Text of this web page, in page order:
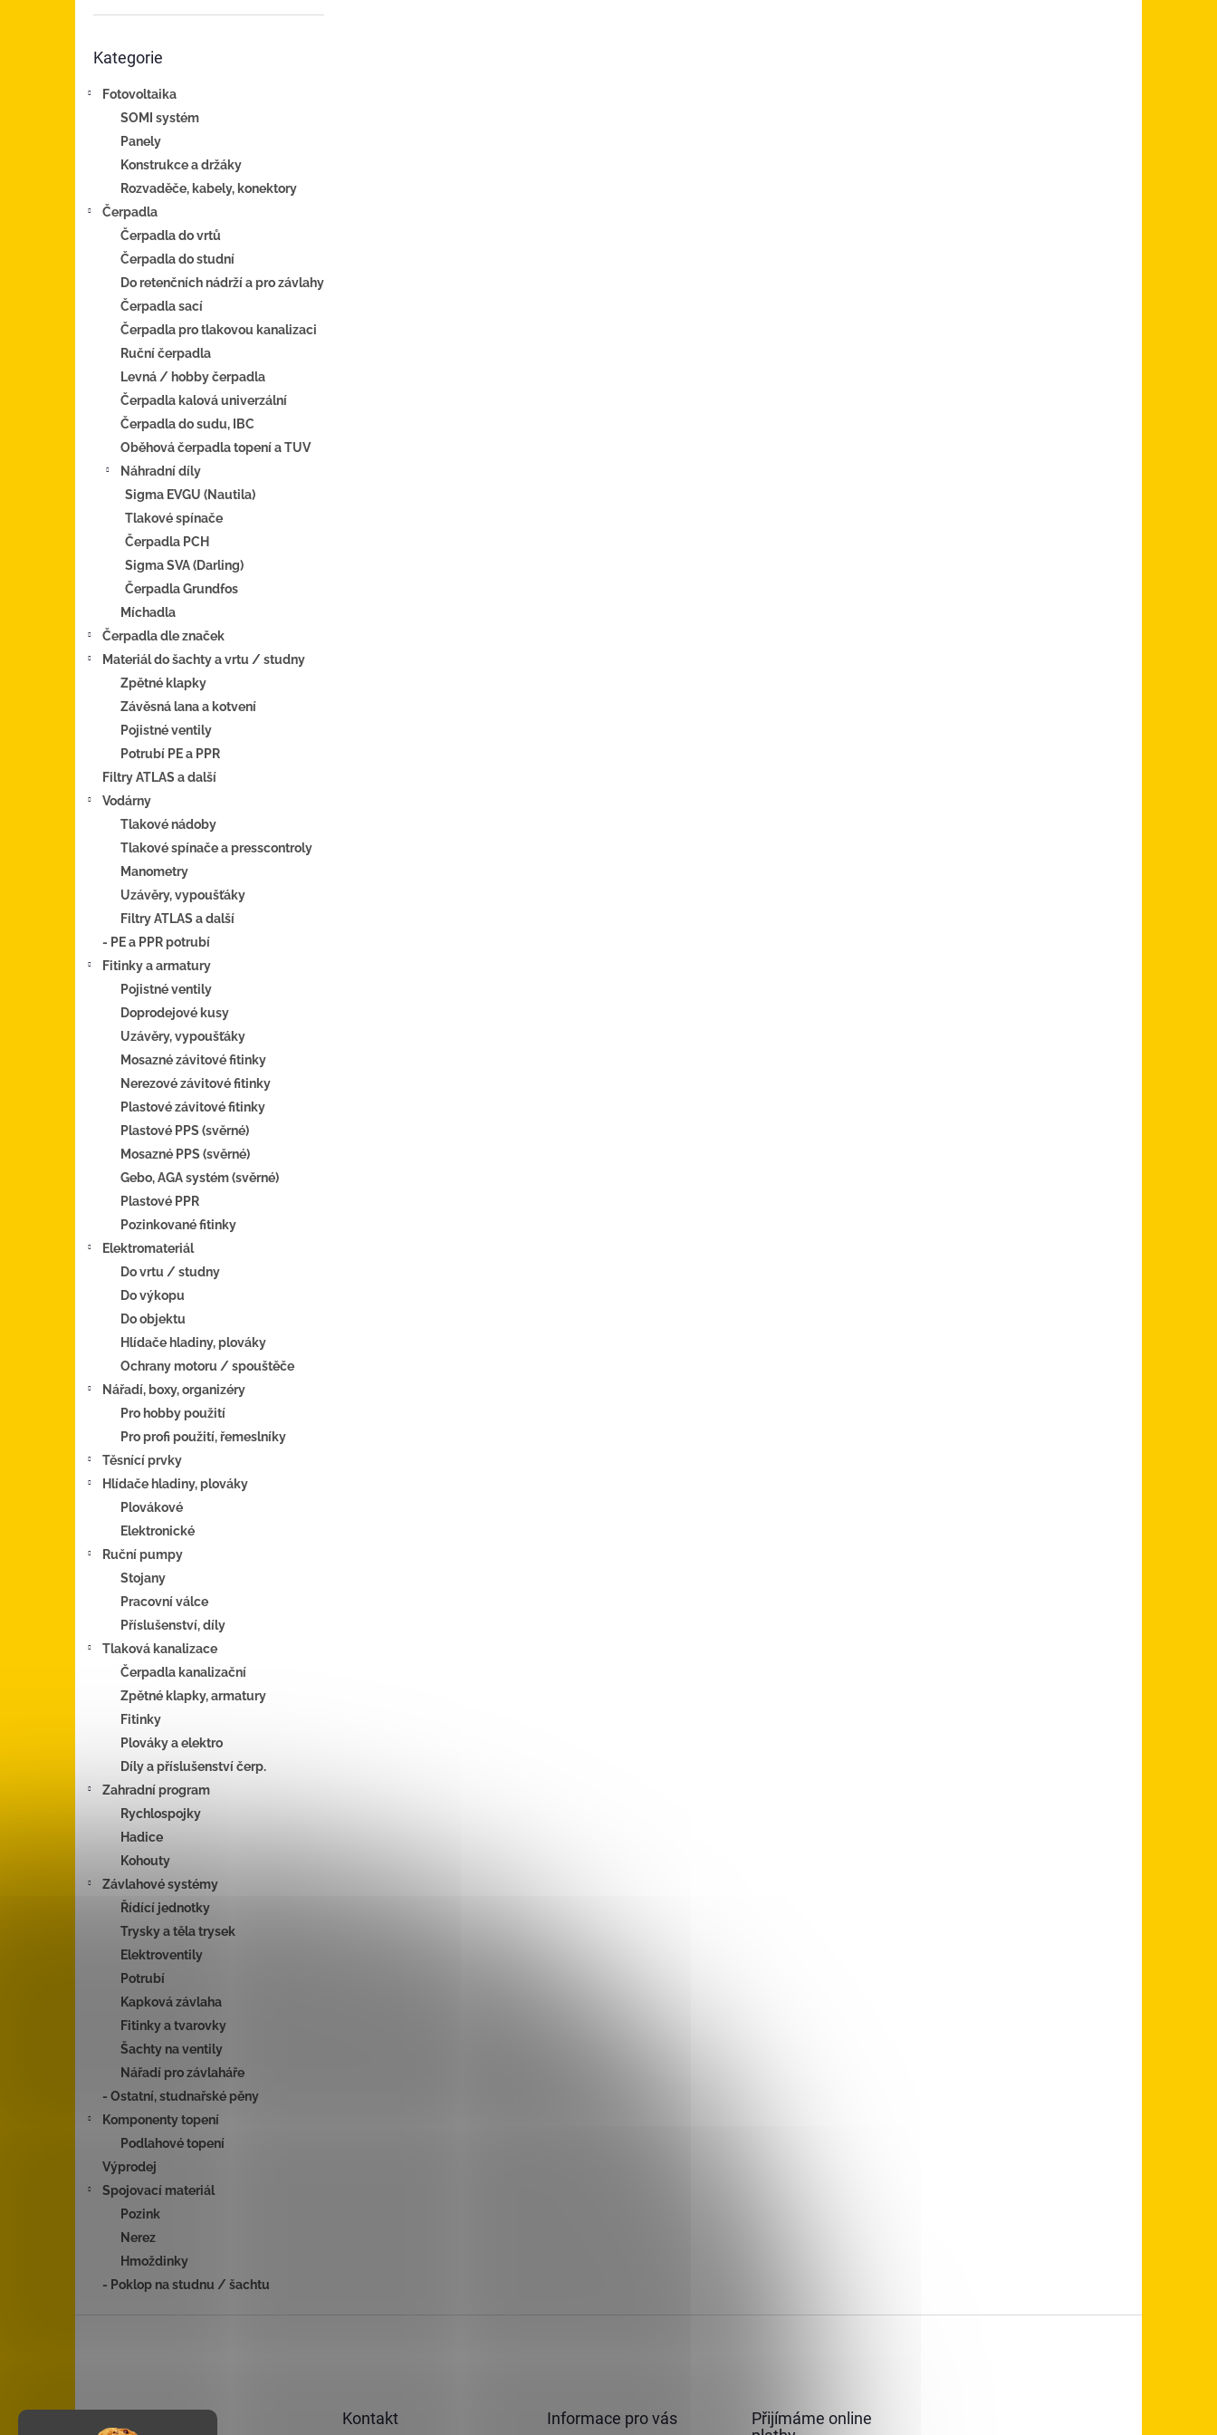
kategorie
Kategorie
Fotovoltaika
SOMI systém
Panely
Konstrukce a držáky
Rozvaděče, kabely, konektory
Čerpadla
Čerpadla do vrtů
Čerpadla do studní
Do retenčních nádrží a pro závlahy
Čerpadla sací
Čerpadla pro tlakovou kanalizaci
Ruční čerpadla
Levná / hobby čerpadla
Čerpadla kalová univerzální
Čerpadla do sudu, IBC
Oběhová čerpadla topení a TUV
Náhradní díly
Sigma EVGU (Nautila)
Tlakové spínače
Čerpadla PCH
Sigma SVA (Darling)
Čerpadla Grundfos
Míchadla
Čerpadla dle značek
Materiál do šachty a vrtu / studny
Zpětné klapky
Závěsná lana a kotvení
Pojistné ventily
Potrubí PE a PPR
Filtry ATLAS a další
Vodárny
Tlakové nádoby
Tlakové spínače a presscontroly
Manometry
Uzávěry, vypoušťáky
Filtry ATLAS a další
- PE a PPR potrubí
Fitinky a armatury
Pojistné ventily
Doprodejové kusy
Uzávěry, vypoušťáky
Mosazné závitové fitinky
Nerezové závitové fitinky
Plastové závitové fitinky
Plastové PPS (svěrné)
Mosazné PPS (svěrné)
Gebo, AGA systém (svěrné)
Plastové PPR
Pozinkované fitinky
Elektromateriál
Do vrtu / studny
Do výkopu
Do objektu
Hlídače hladiny, plováky
Ochrany motoru / spouštěče
Nářadí, boxy, organizéry
Pro hobby použití
Pro profi použití, řemeslníky
Těsnící prvky
Hlídače hladiny, plováky
Plovákové
Elektronické
Ruční pumpy
Stojany
Pracovní válce
Příslušenství, díly
Tlaková kanalizace
Čerpadla kanalizační
Zpětné klapky, armatury
Fitinky
Plováky a elektro
Díly a příslušenství čerp.
Zahradní program
Rychlospojky
Hadice
Kohouty
Závlahové systémy
Řídící jednotky
Trysky a těla trysek
Elektroventily
Potrubí
Kapková závlaha
Fitinky a tvarovky
Šachty na ventily
Nářadí pro závlaháře
- Ostatní, studnařské pěny
Komponenty topení
Podlahové topení
Výprodej
Spojovací materiál
Pozink
Nerez
Hmoždinky
- Poklop na studnu / šachtu
Kontakt Informace pro vás
Přijímáme online